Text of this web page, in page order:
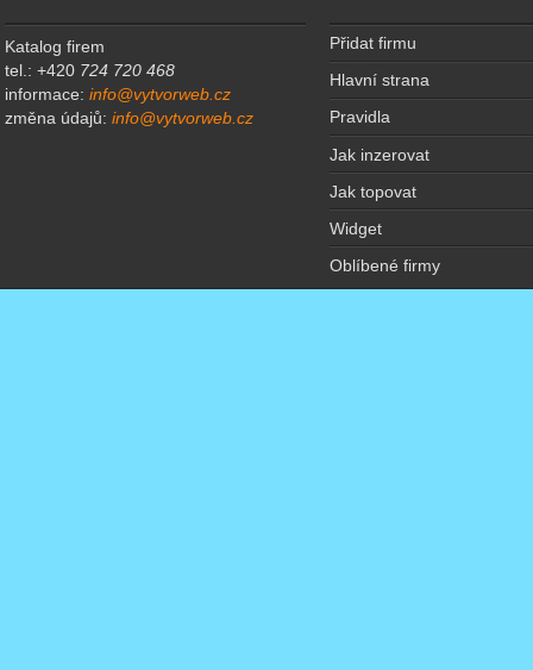
Katalog firem
tel.: +420 724 720 468
informace:info@vytvorweb.cz
změna údajů:info@vytvorweb.cz
Přidat firmu
Hlavní strana
Pravidla
Jak inzerovat
Jak topovat
Widget
Oblíbené firmy